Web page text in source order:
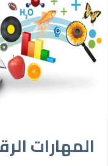
المهارات